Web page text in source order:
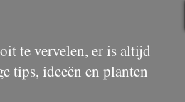
te vervelen, er is altijd
tips, ideeën en planten